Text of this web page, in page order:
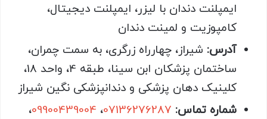
ایمپلنت دندان با لیزر، ایمپلنت دیجیتال،
کامپوزیت و لمینت دندان
آدرس: شیراز، چهارراه زرگری، به سمت چمران،
ساختمان پزشکان ابن سینا، طبقه 4، واحد 18،
کلینیک دهان پزشکی و دندانپزشکی نگین شیراز
شماره تماس: 07136276287، 09900439004،